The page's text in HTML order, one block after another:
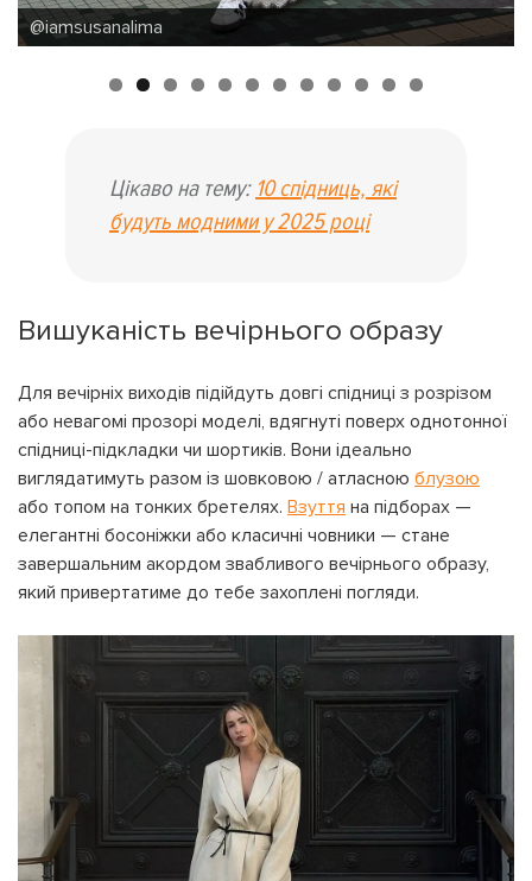
@olgali.ber
Цікаво на тему: 10 спідниць, які
будуть модними у 2025 році
Вишуканість вечірнього образу
Для вечірніх виходів підійдуть довгі спідниці з розрізом
або невагомі прозорі моделі, вдягнуті поверх однотонної
спідниці-підкладки чи шортиків. Вони ідеально
виглядатимуть разом із шовковою / атласною блузою
або топом на тонких бретелях. Взуття на підборах —
елегантні босоніжки або класичні човники — стане
завершальним акордом звабливого вечірнього образу,
який привертатиме до тебе захоплені погляди.